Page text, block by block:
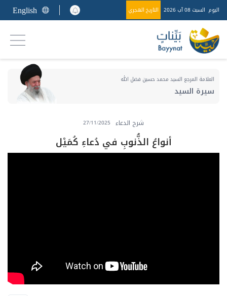
اليوم السبت 08 آب 2026 التاريخ الهجري English
العلامة المرجع السيد محمد حسين فضل الله
سيرة السيد
شرح الدعاء 27/11/2025
أنواعُ الذُّنوبِ في دُعاءِ كُمَيْل